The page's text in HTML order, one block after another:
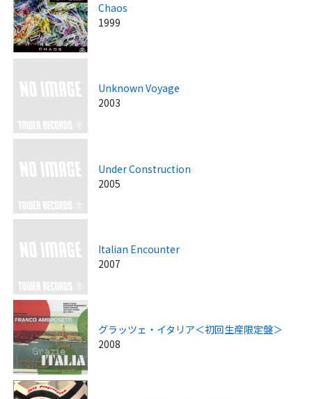
Chaos
1999
Unknown Voyage
2003
Under Construction
2005
Italian Encounter
2007
グラッツェ・イタリア＜初回生産限定盤＞
2008